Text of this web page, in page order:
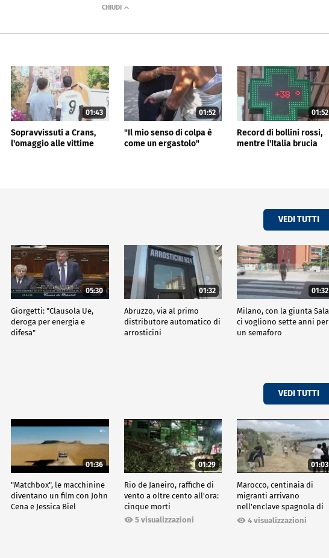
01:43
Sopravvissuti a Crans,
l'omaggio alle vittime
01:52
"Il mio senso di colpa è
come un ergastolo"
01:52
Record di bollini rossi,
mentre l'Italia brucia
VEDI TUTTI
05:30
Giorgetti: "Clausola Ue,
deroga per energia e
difesa"
01:32
Abruzzo, via al primo
distributore automatico di
arrosticini
01:32
Milano, con la giunta Sala
ci vogliono sette anni per
un semaforo
VEDI TUTTI
01:36
"Matchbox", le macchinine
diventano un film con John
Cena e Jessica Biel
01:29
Rio de Janeiro, raffiche di
vento a oltre cento all'ora:
cinque morti
5 visualizzazioni
01:03
Marocco, centinaia di
migranti arrivano
nell'enclave spagnola di
Ceuta4 visualizzazioni